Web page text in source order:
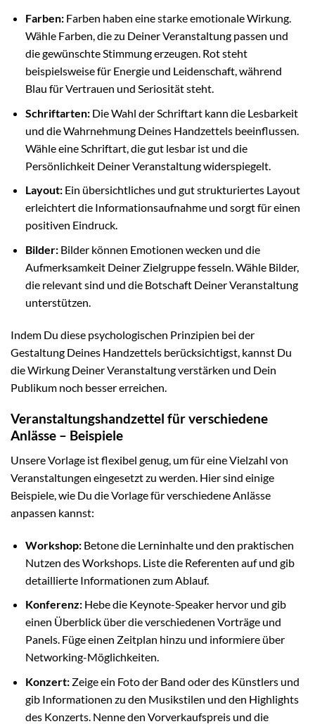
Farben:Farben haben eine starke emotionale Wirkung.
Wähle Farben, die zu Deiner Veranstaltung passen und
die gewünschte Stimmung erzeugen. Rot steht
beispielsweise für Energie und Leidenschaft, während
Blau für Vertrauen und Seriosität steht.
Schriftarten:Die Wahl der Schriftart kann die Lesbarkeit
und die Wahrnehmung Deines Handzettels beeinflussen.
Wähle eine Schriftart, die gut lesbar ist und die
Persönlichkeit Deiner Veranstaltung widerspiegelt.
Layout:Ein übersichtliches und gut strukturiertes Layout
erleichtert die Informationsaufnahme und sorgt für einen
positiven Eindruck.
Bilder:Bilder können Emotionen wecken und die
Aufmerksamkeit Deiner Zielgruppe fesseln. Wähle Bilder,
die relevant sind und die Botschaft Deiner Veranstaltung
unterstützen.
Indem Du diese psychologischen Prinzipien bei der
Gestaltung Deines Handzettels berücksichtigst, kannst Du
die Wirkung Deiner Veranstaltung verstärken und Dein
Publikum noch besser erreichen.
Veranstaltungshandzettel für verschiedene
Anlässe – Beispiele
Unsere Vorlage ist flexibel genug, um für eine Vielzahl von
Veranstaltungen eingesetzt zu werden. Hier sind einige
Beispiele, wie Du die Vorlage für verschiedene Anlässe
anpassen kannst:
Workshop:Betone die Lerninhalte und den praktischen
Nutzen des Workshops. Liste die Referenten auf und gib
detaillierte Informationen zum Ablauf.
Konferenz:Hebe die Keynote-Speaker hervor und gib
einen Überblick über die verschiedenen Vorträge und
Panels. Füge einen Zeitplan hinzu und informiere über
Networking-Möglichkeiten.
Konzert:Zeige ein Foto der Band oder des Künstlers und
gib Informationen zu den Musikstilen und den Highlights
des Konzerts. Nenne den Vorverkaufspreis und die